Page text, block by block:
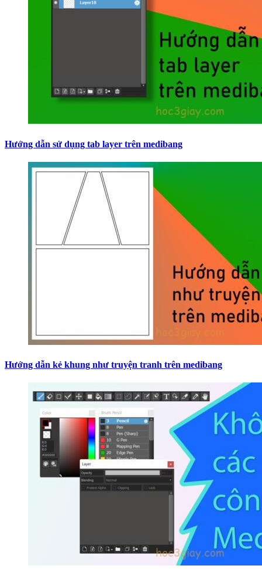
Hướng dẫn sử dụng tab layer trên medibang
Hướng dẫn kẻ khung như truyện tranh trên medibang